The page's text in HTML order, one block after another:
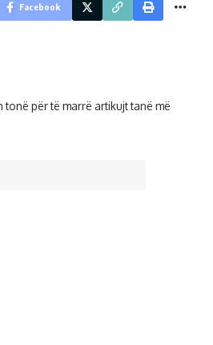
Facebook
tonë për të marrë artikujt tanë më